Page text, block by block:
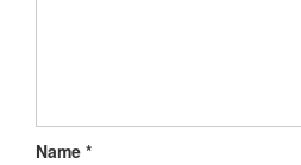
Name *